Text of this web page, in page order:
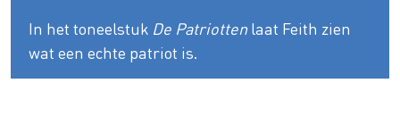
In het toneelstuk De Patriottenlaat Feith zien
wat een echte patriot is.